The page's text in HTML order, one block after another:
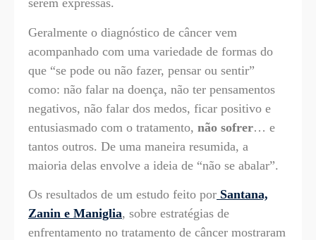
serem expressas.
Geralmente o diagnóstico de câncer vem
acompanhado com uma variedade de formas do
que “se pode ou não fazer, pensar ou sentir”
como: não falar na doença, não ter pensamentos
negativos, não falar dos medos, ficar positivo e
entusiasmado com o tratamento, não sofrer… e
tantos outros. De uma maneira resumida, a
maioria delas envolve a ideia de “não se abalar”.
Os resultados de um estudo feito por Santana,
Zanin e Maniglia, sobre estratégias de
enfrentamento no tratamento de câncer mostraram